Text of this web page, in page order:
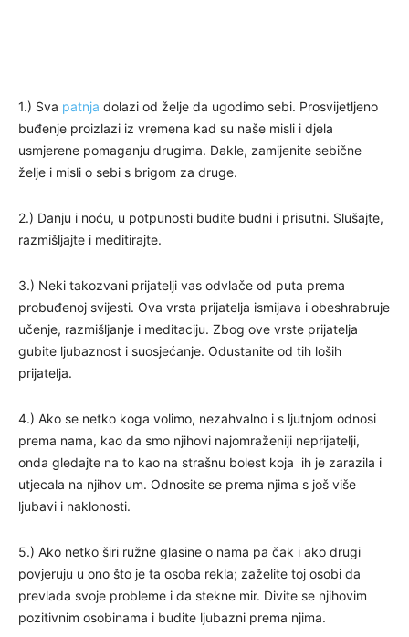
1.) Sva patnja dolazi od želje da ugodimo sebi. Prosvijetljeno
buđenje proizlazi iz vremena kad su naše misli i djela
usmjerene pomaganju drugima. Dakle, zamijenite sebične
želje i misli o sebi s brigom za druge.
2.) Danju i noću, u potpunosti budite budni i prisutni. Slušajte,
razmišljajte i meditirajte.
3.) Neki takozvani prijatelji vas odvlače od puta prema
probuđenoj svijesti. Ova vrsta prijatelja ismijava i obeshrabruje
učenje, razmišljanje i meditaciju. Zbog ove vrste prijatelja
gubite ljubaznost i suosjećanje. Odustanite od tih loših
prijatelja.
4.) Ako se netko koga volimo, nezahvalno i s ljutnjom odnosi
prema nama, kao da smo njihovi najomraženiji neprijatelji,
onda gledajte na to kao na strašnu bolest koja ih je zarazila i
utjecala na njihov um. Odnosite se prema njima s još više
ljubavi i naklonosti.
5.) Ako netko širi ružne glasine o nama pa čak i ako drugi
povjeruju u ono što je ta osoba rekla; zaželite toj osobi da
prevlada svoje probleme i da stekne mir. Divite se njihovim
pozitivnim osobinama i budite ljubazni prema njima.